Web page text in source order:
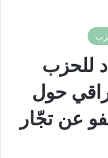
للحزب
حول
عن تجّار